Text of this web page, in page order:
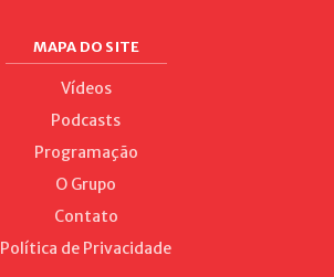
MAPA DO SITE
Vídeos
Podcasts
Programação
O Grupo
Contato
Política de Privacidade